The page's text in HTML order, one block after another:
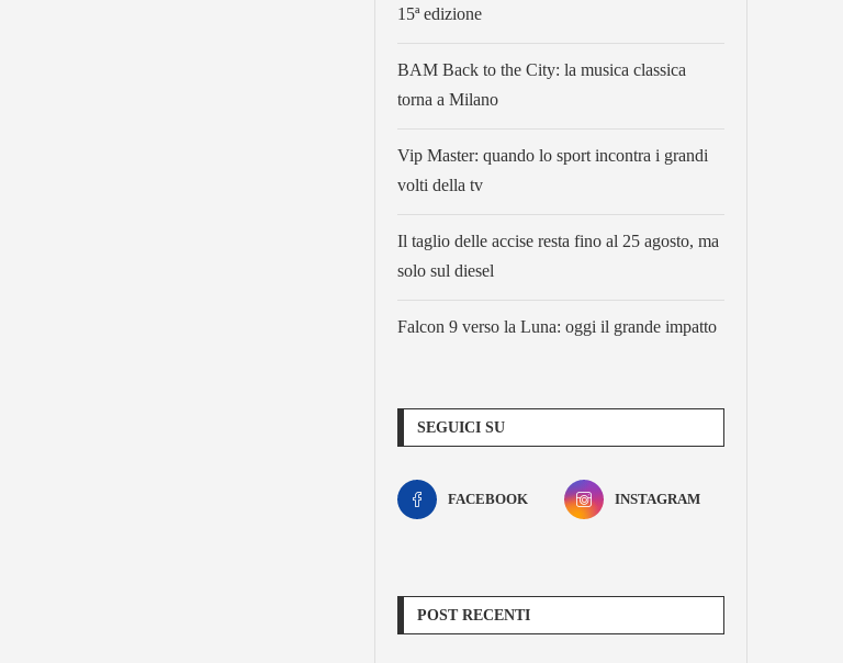
15ª edizione
BAM Back to the City: la musica classica
torna a Milano
Vip Master: quando lo sport incontra i grandi
volti della tv
Il taglio delle accise resta fino al 25 agosto, ma
solo sul diesel
Falcon 9 verso la Luna: oggi il grande impatto
SEGUICI SU
FACEBOOK INSTAGRAM
POST RECENTI